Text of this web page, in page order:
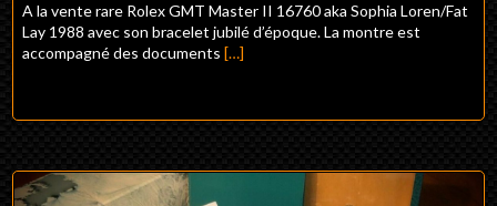
A la vente rare Rolex GMT Master II 16760 aka Sophia Loren/Fat
Lay 1988 avec son bracelet jubilé d’époque. La montre est
accompagné des documents […]